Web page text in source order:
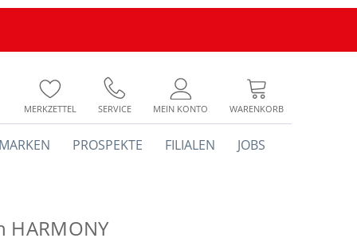
MERKZETTEL SERVICE MEIN KONTO WARENKORB
PROSPEKTE FILIALEN JOBS
HARMONY